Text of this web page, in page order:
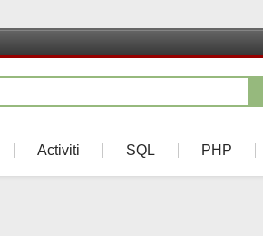
Activiti SQL PHP